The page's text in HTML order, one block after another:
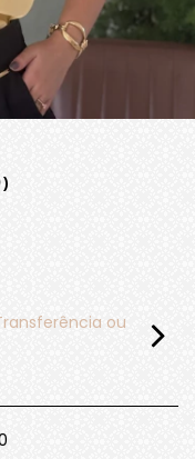
ou